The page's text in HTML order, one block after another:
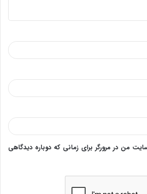
من در مرورگر برای زمانی که دوباره دیدگاهی